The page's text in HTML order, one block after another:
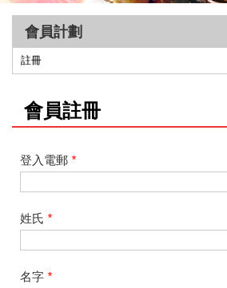
會員計劃
會員註冊
登入電郵 *
姓氏 *
名字 *